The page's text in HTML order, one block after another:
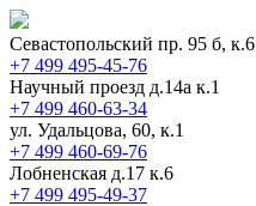
Севастопольский пр. 95 б, к.6
+7 499 495-45-76
Научный проезд д.14а к.1
+7 499 460-63-34
ул. Удальцова, 60, к.1
+7 499 460-69-76
Лобненская д.17 к.6
+7 499 495-49-37